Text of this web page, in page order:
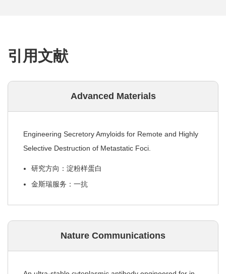
引用文献
Advanced Materials
Engineering Secretory Amyloids for Remote and Highly
Selective Destruction of Metastatic Foci.
研究方向：淀粉样蛋白
金斯瑞服务：一抗
Nature Communications